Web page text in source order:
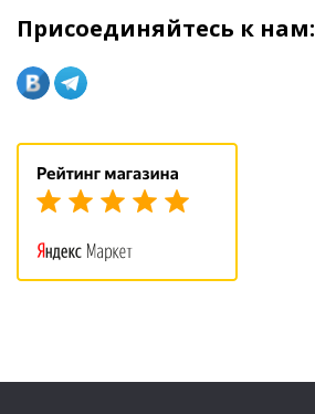
Присоединяйтесь к нам: